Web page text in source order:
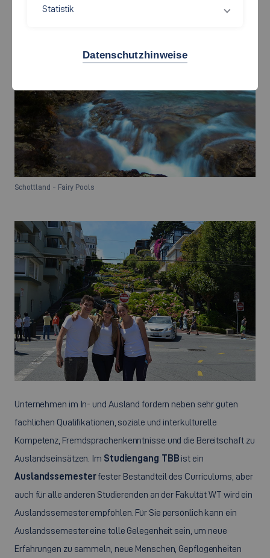
Schottland - Fairy Pools
Unternehmen im In- und Ausland fordern neben sehr guten
fachlichen Qualifikationen, soziale und interkulturelle
Kompetenz, Fremdsprachenkenntnisse und die Bereitschaft zu
Auslandseinsätzen. Im Studiengang TBB ist ein
Auslandssemesterfester Bestandteil des Curriculums, aber
auch für alle anderen Studierenden an der Fakultät WT wird ein
Auslandssemester empfohlen. Für Sie persönlich kann ein
Auslandssemester eine tolle Gelegenheit sein, um neue
Erfahrungen zu sammeln, neue Menschen, Gepflogenheiten
Statistik
Datenschutzhinweise